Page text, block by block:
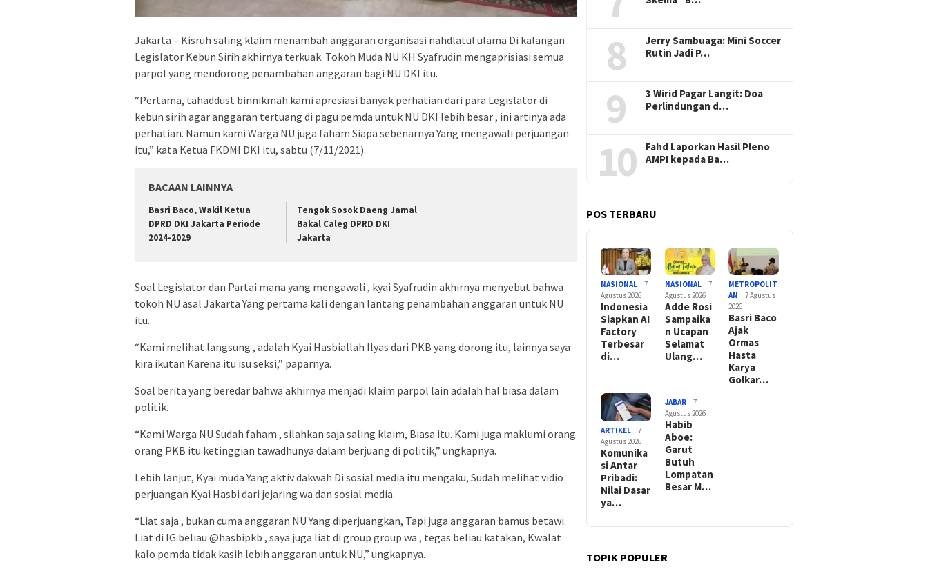
Jakarta – Kisruh saling klaim menambah anggaran organisasi nahdlatul ulama Di kalangan
Legislator Kebun Sirih akhirnya terkuak. Tokoh Muda NU KH Syafrudin mengaprisiasi semua
parpol yang mendorong penambahan anggaran bagi NU DKI itu.
“Pertama, tahaddust binnikmah kami apresiasi banyak perhatian dari para Legislator di
kebun sirih agar anggaran tertuang di pagu pemda untuk NU DKI lebih besar , ini artinya ada
perhatian. Namun kami Warga NU juga faham Siapa sebenarnya Yang mengawali perjuangan
itu,” kata Ketua FKDMI DKI itu, sabtu (7/11/2021).
BACAAN LAINNYA
Basri Baco, Wakil Ketua
DPRD DKI Jakarta Periode
2024-2029
Tengok Sosok Daeng Jamal
Bakal Caleg DPRD DKI
Jakarta
Soal Legislator dan Partai mana yang mengawali , kyai Syafrudin akhirnya menyebut bahwa
tokoh NU asal Jakarta Yang pertama kali dengan lantang penambahan anggaran untuk NU
itu.
“Kami melihat langsung , adalah Kyai Hasbiallah Ilyas dari PKB yang dorong itu, lainnya saya
kira ikutan Karena itu isu seksi,” paparnya.
Soal berita yang beredar bahwa akhirnya menjadi klaim parpol lain adalah hal biasa dalam
politik.
“Kami Warga NU Sudah faham , silahkan saja saling klaim, Biasa itu. Kami juga maklumi orang
orang PKB itu ketinggian tawadhunya dalam berjuang di politik,” ungkapnya.
Lebih lanjut, Kyai muda Yang aktiv dakwah Di sosial media itu mengaku, Sudah melihat vidio
perjuangan Kyai Hasbi dari jejaring wa dan sosial media.
“Liat saja , bukan cuma anggaran NU Yang diperjuangkan, Tapi juga anggaran bamus betawi.
Liat di IG beliau @hasbipkb , saya juga liat di group group wa , tegas beliau katakan, Kwalat
kalo pemda tidak kasih lebih anggaran untuk NU,” ungkapnya.
8
Jerry Sambuaga: Mini Soccer
Rutin Jadi P…
9
3 Wirid Pagar Langit: Doa
Perlindungan d…
10
Fahd Laporkan Hasil Pleno
AMPI kepada Ba…
POS TERBARU
NASIONAL
7
Agustus 2026
Indonesia
Siapkan AI
Factory
Terbesar
di…
NASIONAL
7
Agustus 2026
Adde Rosi
Sampaika
n Ucapan
Selamat
Ulang…
METROPOLIT
AN
7 Agustus
2026
Basri Baco
Ajak
Ormas
Hasta
Karya
Golkar…
ARTIKEL
7
Agustus 2026
Komunika
si Antar
Pribadi:
Nilai Dasar
ya…
JABAR
7
Agustus 2026
Habib
Aboe:
Garut
Butuh
Lompatan
Besar M…
TOPIK POPULER